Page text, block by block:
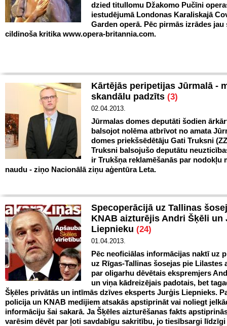
dzied titullomu Džakomo Pučīni
iestudējumā Londonas Karaliskajā
Garden operā. Pēc pirmās izrādes jau
cildinoša kritika www.opera-britannia.com.
Kārtējās peripetijas Jūrmalā -
skandālu padzīts (3)
02.04.2013.
Jūrmalas domes deputāti šodien
balsojot nolēma atbrīvot no amata
domes priekšsēdētāju Gati Truksni
Truksni balsojušo deputātu
ir Trukšņa reklamēšanās par nodokļu
naudu - ziņo Nacionālā ziņu aģentūra Leta.
Specoperācijā uz Tallinas
KNAB aizturējis Andri Šķēli un
Liepnieku (24)
01.04.2013.
Pēc neoficiālas informācijas naktī uz
uz Rīgas-Tallinas šosejas pie Lilastes
par oligarhu dēvētais ekspremjers
un viņa kādreizējais padotais, bet
Šķēles privātās un intīmās dzīves eksperts Jurģis Liepnieks.
policija un KNAB medijiem atsakās apstiprināt vai noliegt
informāciju šai sakarā. Ja Šķēles aizturēšanas fakts
varēsim dēvēt par ļoti savdabīgu sakritību, jo tiesībsargi